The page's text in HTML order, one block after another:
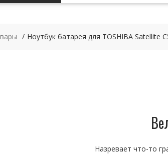
Ноутбук батарея для TOSHIBA Satellite
Назревает что-то